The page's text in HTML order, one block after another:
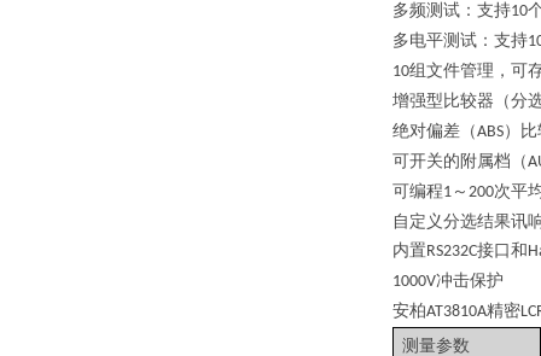
多频测试：支持10
多电平测试：支持
10组文件管理，可
增强型比较器（分
绝对偏差（ABS）
可开关的附属档（
可编程1 ～ 200次平
自定义分选结果讯
内置RS232C接口和
1000V冲击保护
安柏AT3810A精密
测量参数